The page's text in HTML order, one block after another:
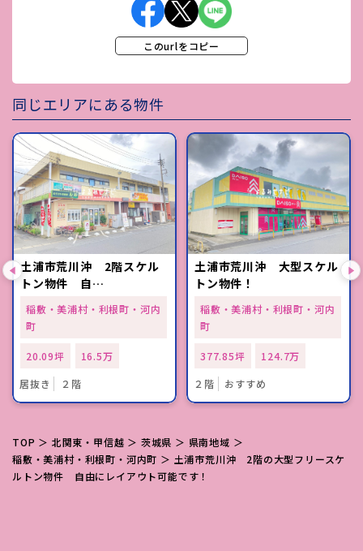
このurlをコピー
同じエリアにある物件
土浦市荒川沖 2階スケル
トン物件 自…
稲敷・美浦村・利根町・河内
町
20.09坪
16.5万
居抜き
２階
土浦市荒川沖 大型スケル
トン物件！
稲敷・美浦村・利根町・河内
町
377.85坪
124.7万
２階
おすすめ
TOP ＞ 北関東・甲信越 ＞ 茨城県 ＞ 県南地域 ＞
稲敷・美浦村・利根町・河内町 ＞ 土浦市荒川沖 2階の大型フリースケ
ルトン物件 自由にレイアウト可能です！